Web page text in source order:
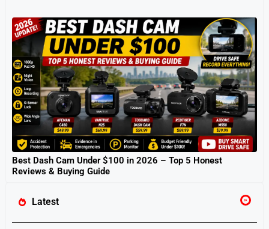
Best Dash Cam Under $100 in 2026 – Top 5 Honest
Reviews & Buying Guide
Latest